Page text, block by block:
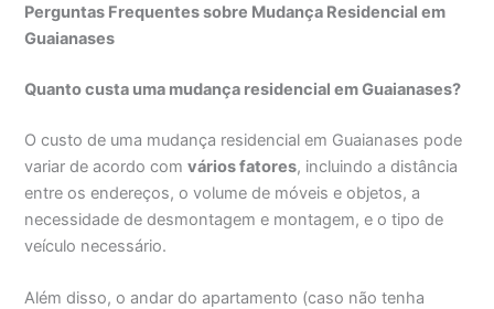
Perguntas Frequentes sobre Mudança Residencial em
Guaianases
Quanto custa uma mudança residencial em Guaianases?
O custo de uma mudança residencial em Guaianases pode
variar de acordo comvários fatores, incluindo a distância
entre os endereços, o volume de móveis e objetos, a
necessidade de desmontagem e montagem, e o tipo de
veículo necessário.
Além disso, o andar do apartamento (caso não tenha